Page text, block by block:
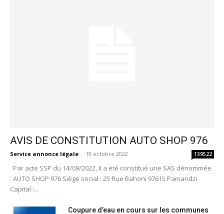
AVIS DE CONSTITUTION AUTO SHOP 976
Service annonce légale - 19 octobre 2022 139522
Par acte SSP du 14/09/2022, il a été constitué une SAS dénommée
: AUTO SHOP 976 Siège social : 25 Rue Bahoni 97615 Pamandzi
Capital :...
Coupure d’eau en cours sur les communes